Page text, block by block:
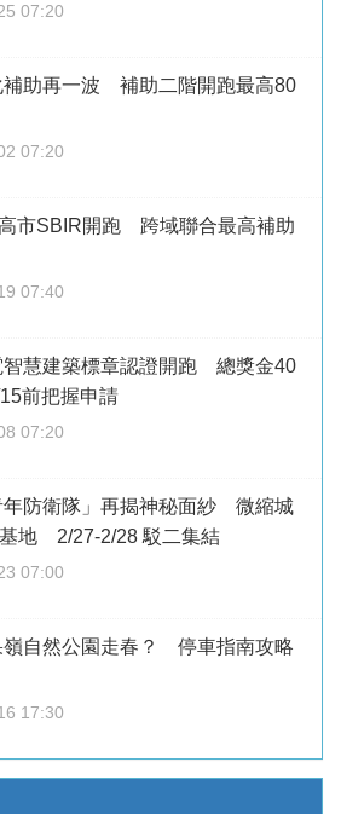
07:20
補助再一波 補助二階開跑最高80
07:20
市SBIR開跑 跨域聯合最高補助
07:40
智慧建築標章認證開跑 總獎金40
前把握申請
07:20
年防衛隊」再揭神秘面紗 微縮城
地 2/27-2/28 駁二集結
07:00
嶺自然公園走春？ 停車指南攻略
17:30